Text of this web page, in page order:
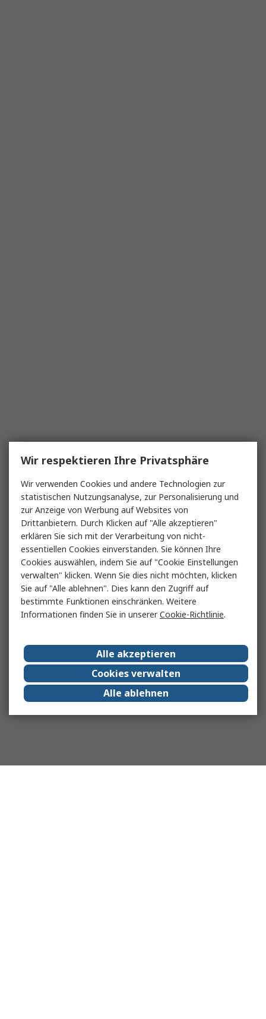
Wir respektieren Ihre Privatsphäre
Wir verwenden Cookies und andere Technologien zur
statistischen Nutzungsanalyse, zur Personalisierung und
zur Anzeige von Werbung auf Websites von
Drittanbietern. Durch Klicken auf "Alle akzeptieren"
erklären Sie sich mit der Verarbeitung von nicht-
essentiellen Cookies einverstanden. Sie können Ihre
Cookies auswählen, indem Sie auf "Cookie Einstellungen
verwalten" klicken. Wenn Sie dies nicht möchten, klicken
Sie auf "Alle ablehnen". Dies kann den Zugriff auf
bestimmte Funktionen einschränken. Weitere
Informationen finden Sie in unsererCookie-Richtlinie.
Alle akzeptieren
Cookies verwalten
Alle ablehnen